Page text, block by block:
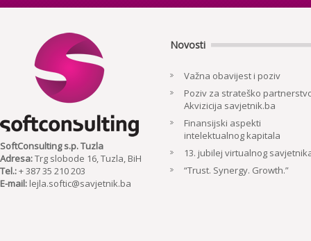
SoftConsulting s.p. Tuzla
Adresa:Trg slobode 16, Tuzla, BiH
Tel.:+ 387 35 210 203
E-mail: lejla.softic@savjetnik.ba
Novosti
Važna obavijest i poziv
Poziv za strateško
Akvizicija savjetnik.ba
Finansijski aspekti
intelektualnog kapitala
13. jubilej virtualnog
“Trust. Synergy. Growth.”